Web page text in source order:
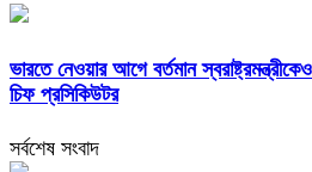
ভারতে নেওয়ার আগে বর্তমান
চিফ প্রসিকিউটর
সর্বশেষ সংবাদ